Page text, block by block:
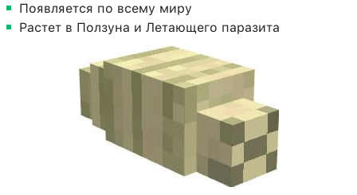
Появляется по всему миру
Растет в Ползуна и Летающего паразита